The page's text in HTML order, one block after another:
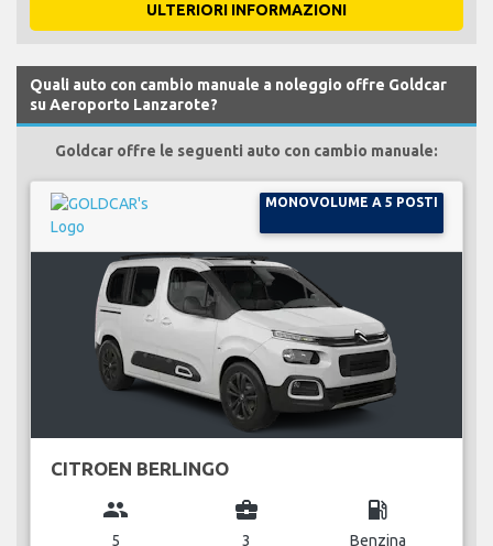
ULTERIORI INFORMAZIONI
Quali auto con cambio manuale a noleggio offre Goldcar
su Aeroporto Lanzarote?
Goldcar offre le seguenti auto con cambio manuale:
MONOVOLUME A 5 POSTI
CITROEN BERLINGO
group
5
business_center
3
local_gas_station
Benzina